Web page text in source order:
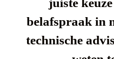
juiste
belafspraak in
technische